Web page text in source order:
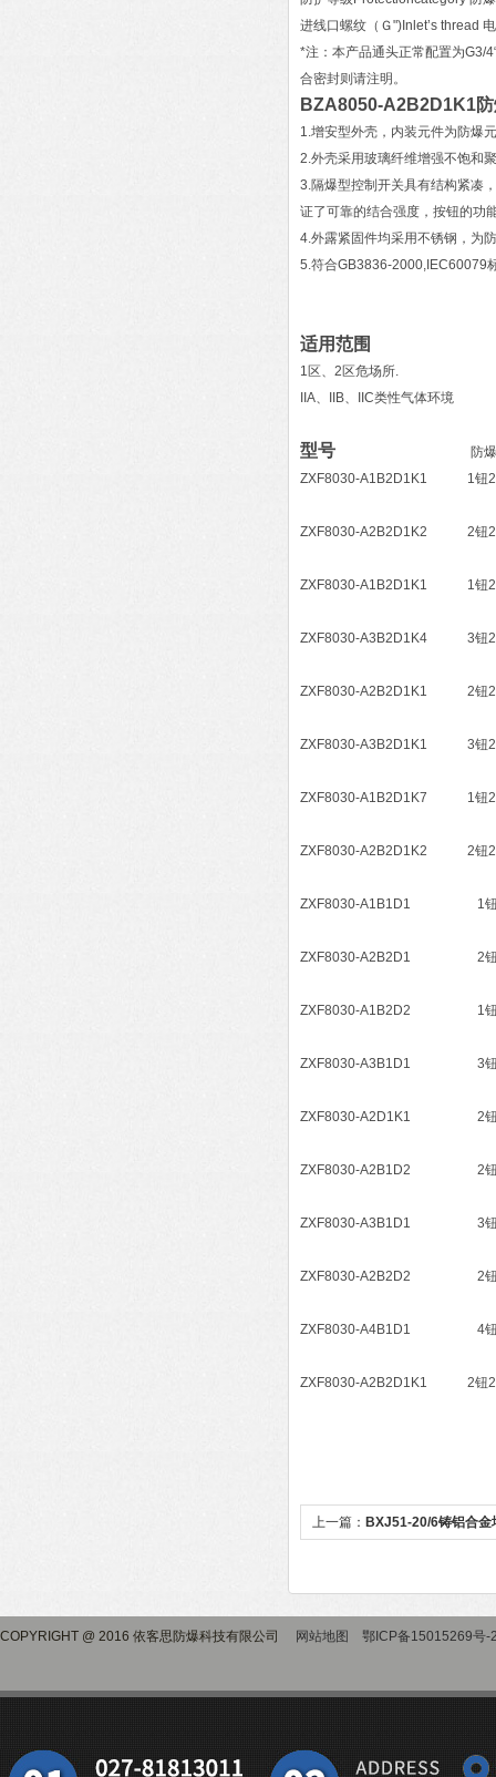
进线口螺纹（Ｇ")Inlet’s thread
*注：本产品通头正常配置为G3/
合密封则请注明。
BZA8050-A2B2D1K1
1.增安型外壳，内装元件为防爆
2.外壳采用玻璃纤维增强不饱和
3.隔爆型控制开关具有结构紧凑
证了可靠的结合强度，按钮的功
4.外露紧固件均采用不锈钢，为
5.符合GB3836-2000,IEC60079
适用范围
1区、2区危场所.
IIA、IIB、IIC类性气体环境
型号
防爆防腐主
ZXF8030-A1B2D1K1 1钮2
ZXF8030-A2B2D1K2 2钮2
ZXF8030-A1B2D1K1 1钮2
ZXF8030-A3B2D1K4 3钮2
ZXF8030-A2B2D1K1 2钮2
ZXF8030-A3B2D1K1 3钮2
ZXF8030-A1B2D1K7 1钮2
ZXF8030-A2B2D1K2 2钮2
ZXF8030-A1B1D1 1钮1表
ZXF8030-A2B2D1 2钮2表
ZXF8030-A1B2D2 1钮2表
ZXF8030-A3B1D1 3钮1表
ZXF8030-A2D1K1 2钮2表
ZXF8030-A2B1D2 2钮1表
ZXF8030-A3B1D1 3钮1表
ZXF8030-A2B2D2 2钮2表
ZXF8030-A4B1D1 4钮1表
ZXF8030-A2B2D1K1 2钮2
上一篇： BXJ51-20/6铸铝合金
COPYRIGHT @ 2016 依客思防爆科技有限公司 网站地图 鄂ICP备15015269号-